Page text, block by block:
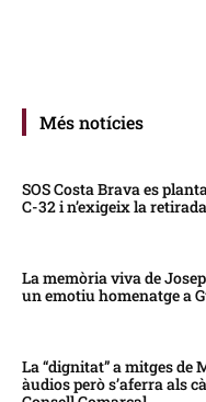
Més notícies
SOS Costa Brava es
C-32 i n’exigeix la
La memòria viva de
un emotiu homenatge a
La “dignitat” a mitges de
àudios però s’aferra als